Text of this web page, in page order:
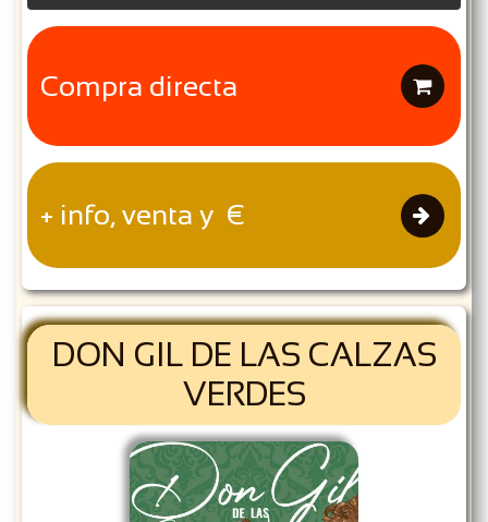
Compra directa 
+ info, venta y € 
DON GIL DE LAS CALZAS
VERDES